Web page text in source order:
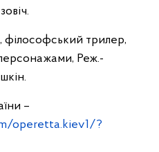
трилер,
Реж.-
–
operetta.kiev1/?